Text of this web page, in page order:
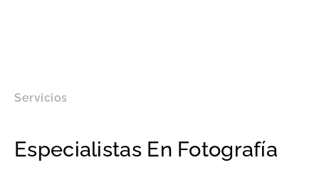
Servicios
Especialistas En Fotografía